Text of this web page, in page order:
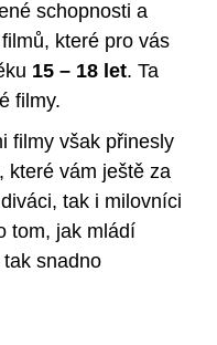
schopnosti a
které pro vás
15 – 18 let. Ta
filmy.
filmy však přinesly
které vám ještě za
tak i milovníci
tom, jak mládí
snadno